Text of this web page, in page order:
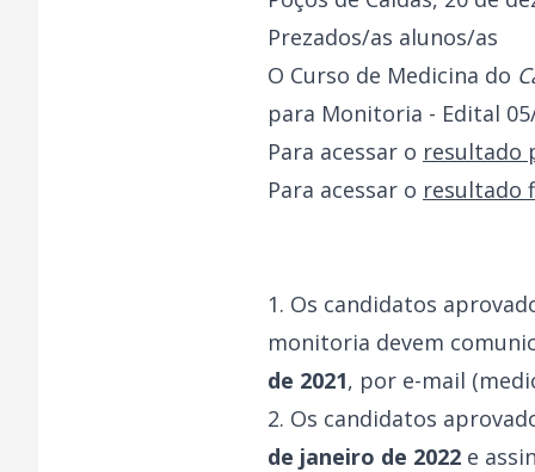
Prezados/as alunos/as
O Curso de Medicina do
para Monitoria - Edital
Para acessar o resultado
Para acessar o resultado
1. Os candidatos
monitoria devem
de 2021, por e-mail
2. Os candidatos
de janeiro de 2022 e